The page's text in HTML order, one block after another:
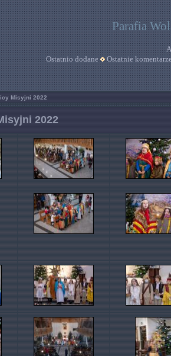
Parafia
Ostatnio dodane
Ostatnie
Misyjni 2022
2022